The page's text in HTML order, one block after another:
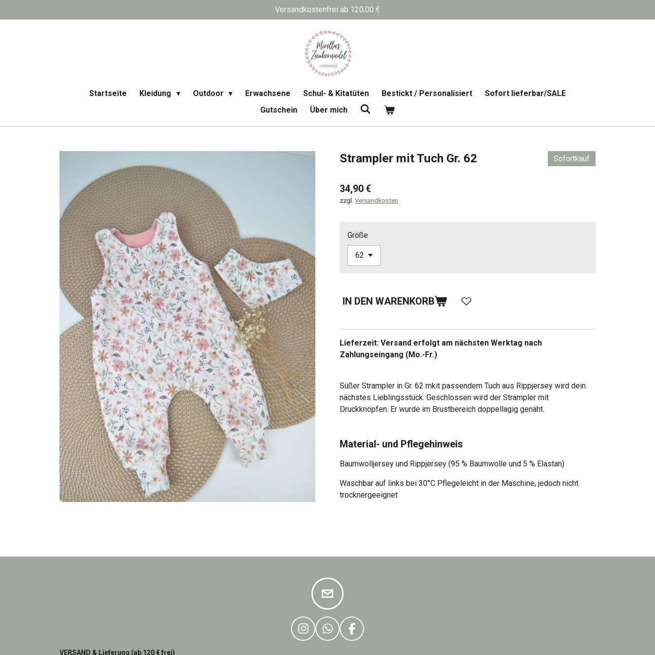
Hauptinhalt
Versandkostenfrei ab 120,00 €
Startseite Kleidung Outdoor Erwachsene Schul- & Kitatüten Bestickt / Personalisiert
Sofort lieferbar/SALE
Gutschein
Über mich
Strampler mit Tuch Gr. 62 Sofortkauf
34,90 €
zzgl. Versandkosten
Größe
IN DEN WARENKORB
Lieferzeit: Versand erfolgt am nächsten Werktag nach
Zahlungseingang (Mo.-Fr.)
Süßer Strampler in Gr. 62 mkit passendem Tuch aus Rippjersey wird dein
nächstes Lieblingsstück. Geschlossen wird der Strampler mit
Druckknöpfen. Er wurde im Brustbereich doppellagig genäht.
Material- und Pflegehinweis
Baumwolljersey und Rippjersey (95 % Baumwolle und 5 % Elastan)
Waschbar auf links bei 30°C Pflegeleicht in der Maschine, jedoch nicht
trocknergeeignet
I
W
F
VERSAND & Lieferung (ab 120 € frei)